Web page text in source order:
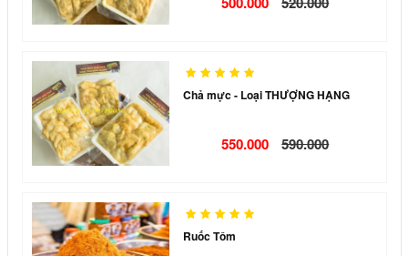
Chả mực - Loại THƯỢNG HẠNG
550.000 590.000
Ruốc Tôm